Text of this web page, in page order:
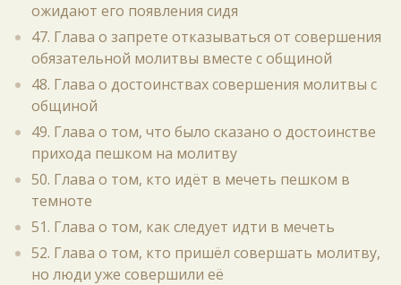
ожидают его появления сидя
47. Глава о запрете отказываться от совершения
обязательной молитвы вместе с общиной
48. Глава о достоинствах совершения молитвы с
общиной
49. Глава о том, что было сказано о достоинстве
прихода пешком на молитву
50. Глава о том, кто идёт в мечеть пешком в
темноте
51. Глава о том, как следует идти в мечеть
52. Глава о том, кто пришёл совершать молитву,
но люди уже совершили её